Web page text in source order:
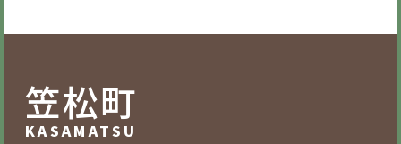
笠松町
KASAMATSU